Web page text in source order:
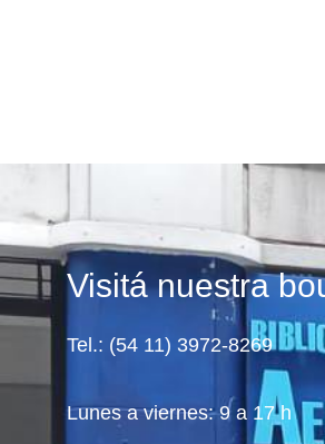
Visitá nuestra
Tel.: (54 11) 3972-8269
Lunes a viernes: 9 a 17 h